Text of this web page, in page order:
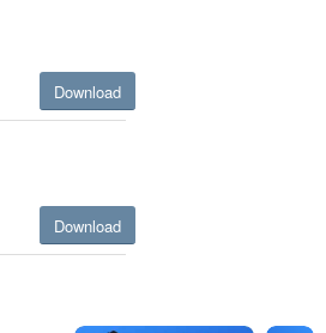
Download
Download